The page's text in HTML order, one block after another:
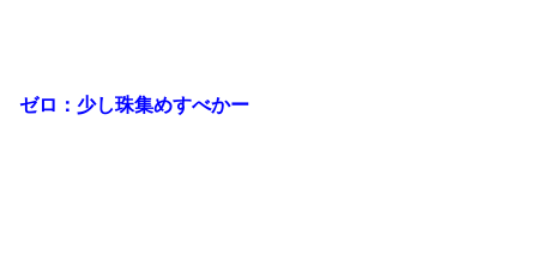
ゼロ：少し珠集めすべかー